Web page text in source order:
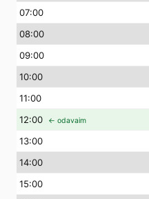
07:00
08:00
09:00
10:00
11:00
12:00 ← odavaim
13:00
14:00
15:00